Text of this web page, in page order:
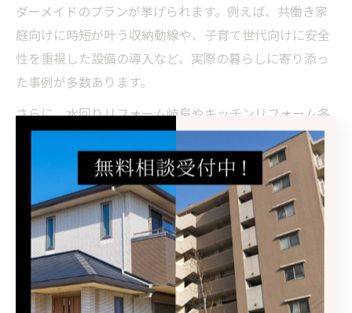
ダーメイドのプランが挙げられます。例えば、共働き家
庭向けに時短が叶う収納動線や、子育て世代向けに安全
性を重視した設備の導入など、実際の暮らしに寄り添っ
た事例が多数あります。
さらに、水回りリフォーム岐阜やキッチンリフォーム各
務原、キッチンリフォーム多治見など、地域ごとの特性
に合わせた施工もポイントです。施工後の満足度が高い
例としては、「調理スペースが広がり家族と一緒に料理
を楽しめるようになった」「収納が増えて片付けが楽に
なった」などの声が寄せられています。リフォームを検
討する際は、実際の施工事例を参考にしながら、自分の
希望や課題を整理することが成功のコツです。